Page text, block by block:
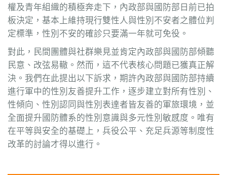
權及青年組織的積極奔走下，內政部與國防部日前已拍
板決定，基本上維持現行雙性人與性別不安者之體位判
定標準，性別不安的確診只要滿一年就可免役。
對此，民間團體與社群樂見並肯定內政部與國防部傾聽
民意、改弦易轍。然而，這不代表核心問題已獲真正解
決。我們在此提出以下訴求，期許內政部與國防部持續
進行軍中的性別友善提升工作，逐步建立對所有性別、
性傾向、性別認同與性別表達者皆友善的軍旅環境，並
全面提升國防體系的性別意識與多元性別敏感度。唯有
在平等與安全的基礎上，兵役公平、充足兵源等制度性
改革的討論才得以進行。